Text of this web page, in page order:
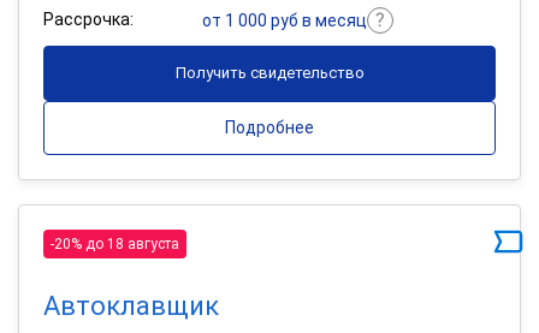
Рассрочка:
от 1 000 руб в месяц
Получить свидетельство
Подробнее
-20% до 18 августа
Автоклавщик